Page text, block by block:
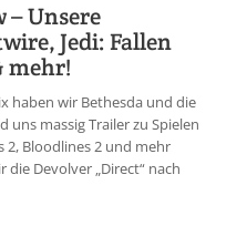
– Unsere
Jedi: Fallen
mehr!
haben wir Bethesda und die
uns massig Trailer zu Spielen
2, Bloodlines 2 und mehr
Devolver „Direct“ nach